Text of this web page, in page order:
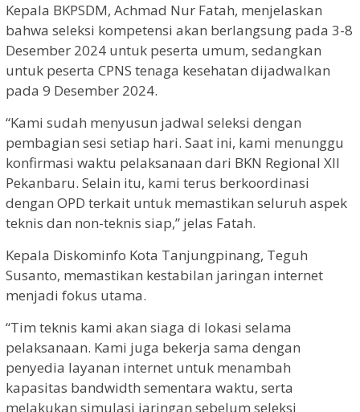
Kepala BKPSDM, Achmad Nur Fatah, menjelaskan
bahwa seleksi kompetensi akan berlangsung pada 3-8
Desember 2024 untuk peserta umum, sedangkan
untuk peserta CPNS tenaga kesehatan dijadwalkan
pada 9 Desember 2024.
“Kami sudah menyusun jadwal seleksi dengan
pembagian sesi setiap hari. Saat ini, kami menunggu
konfirmasi waktu pelaksanaan dari BKN Regional XII
Pekanbaru. Selain itu, kami terus berkoordinasi
dengan OPD terkait untuk memastikan seluruh aspek
teknis dan non-teknis siap,” jelas Fatah.
Kepala Diskominfo Kota Tanjungpinang, Teguh
Susanto, memastikan kestabilan jaringan internet
menjadi fokus utama.
“Tim teknis kami akan siaga di lokasi selama
pelaksanaan. Kami juga bekerja sama dengan
penyedia layanan internet untuk menambah
kapasitas bandwidth sementara waktu, serta
melakukan simulasi jaringan sebelum seleksi